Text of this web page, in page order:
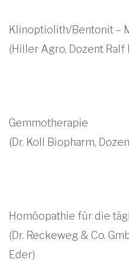
Klinoptiolith/Bentonit –
(Hiller Agro, Dozent Ralf
Gemmotherapie
(Dr. Koll Biopharm,
Homöopathie für die
(Dr. Reckeweg & Co.
Eder)